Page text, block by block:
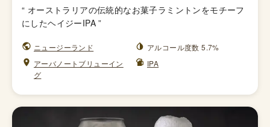
“ オーストラリアの伝統的なお菓子ラミントンをモチーフ
にしたヘイジーIPA ”
ニュージーランド
アルコール度数 5.7%
アーバノートブリューイン
グ
IPA